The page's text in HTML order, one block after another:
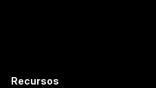
Recursos